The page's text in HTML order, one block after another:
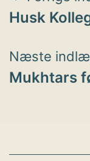
Husk
Næste
Mukhtars